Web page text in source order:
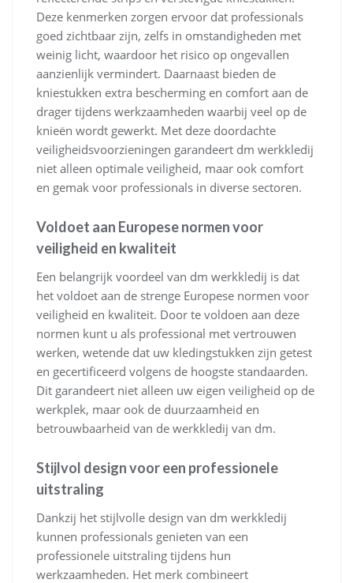
Deze kenmerken zorgen ervoor dat professionals
goed zichtbaar zijn, zelfs in omstandigheden met
weinig licht, waardoor het risico op ongevallen
aanzienlijk vermindert. Daarnaast bieden de
kniestukken extra bescherming en comfort aan de
drager tijdens werkzaamheden waarbij veel op de
knieën wordt gewerkt. Met deze doordachte
veiligheidsvoorzieningen garandeert dm werkkledij
niet alleen optimale veiligheid, maar ook comfort
en gemak voor professionals in diverse sectoren.
Voldoet aan Europese normen voor
veiligheid en kwaliteit
Een belangrijk voordeel van dm werkkledij is dat
het voldoet aan de strenge Europese normen voor
veiligheid en kwaliteit. Door te voldoen aan deze
normen kunt u als professional met vertrouwen
werken, wetende dat uw kledingstukken zijn getest
en gecertificeerd volgens de hoogste standaarden.
Dit garandeert niet alleen uw eigen veiligheid op de
werkplek, maar ook de duurzaamheid en
betrouwbaarheid van de werkkledij van dm.
Stijlvol design voor een professionele
uitstraling
Dankzij het stijlvolle design van dm werkkledij
kunnen professionals genieten van een
professionele uitstraling tijdens hun
werkzaamheden. Het merk combineert